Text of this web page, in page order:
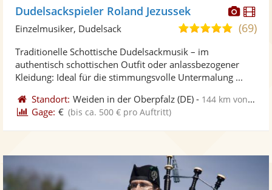
Dudelsackspieler Roland Jezussek
4,9
Sternen
(69)
Einzelmusiker, Dudelsack
Traditionelle Schottische Dudelsackmusik – im
authentisch schottischen Outfit oder anlassbezogener
Kleidung: Ideal für die stimmungsvolle Untermalung ...
Standort: Weiden in der Oberpfalz (DE) - 144 km von Schweinfurt
Gage: € (bis ca. 500 € pro Auftritt)